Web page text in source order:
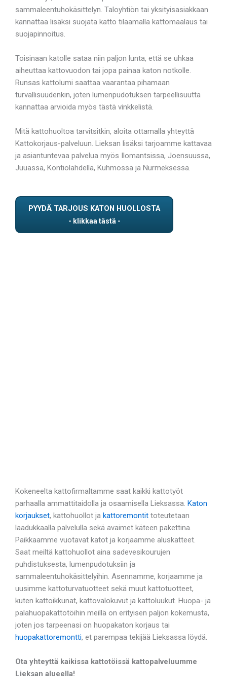
sammaleentuhokäsittelyn. Taloyhtiön tai yksityisasiakkaan
kannattaa lisäksi suojata katto tilaamalla kattomaalaus tai
suojapinnoitus.
Toisinaan katolle sataa niin paljon lunta, että se uhkaa
aiheuttaa kattovuodon tai jopa painaa katon notkolle.
Runsas kattolumi saattaa vaarantaa pihamaan
turvallisuudenkin, joten lumenpudotuksen tarpeellisuutta
kannattaa arvioida myös tästä vinkkelistä.
Mitä kattohuoltoa tarvitsitkin, aloita ottamalla yhteyttä
Kattokorjaus-palveluun. Lieksan lisäksi tarjoamme kattavaa
ja asiantuntevaa palvelua myös Ilomantsissa, Joensuussa,
Juuassa, Kontiolahdella, Kuhmossa ja Nurmeksessa.
PYYDÄ TARJOUS KATON HUOLLOSTA
Kokeneelta kattofirmaltamme saat kaikki kattotyöt
parhaalla ammattitaidolla ja osaamisella Lieksassa. Katon
korjaukset, kattohuollot ja kattoremontit toteutetaan
laadukkaalla palvelulla sekä avaimet käteen pakettina.
Paikkaamme vuotavat katot ja korjaamme aluskatteet.
Saat meiltä kattohuollot aina sadevesikourujen
puhdistuksesta, lumenpudotuksiin ja
sammaleentuhokäsittelyihin. Asennamme, korjaamme ja
uusimme kattoturvatuotteet sekä muut kattotuotteet,
kuten kattoikkunat, kattovalokuvut ja kattoluukut. Huopa- ja
palahuopakattotöihin meillä on erityisen paljon kokemusta,
joten jos tarpeenasi on huopakaton korjaus tai
huopakattoremontti, et parempaa tekijää Lieksassa löydä.
Ota yhteyttä kaikissa kattotöissä kattopalveluumme
Lieksan alueella!